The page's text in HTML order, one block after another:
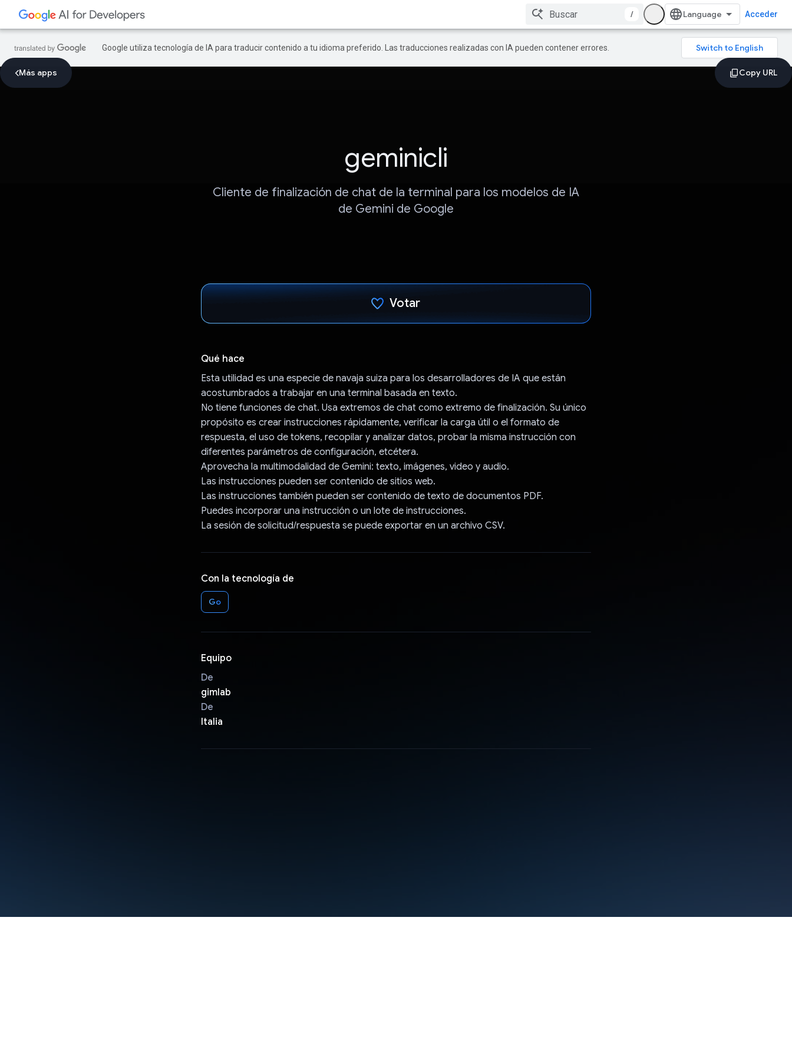
/ Acceder
Google utiliza tecnología de IA para traducir contenido a tu idioma preferido. Las traducciones realizadas con IA pueden contener errores.
Más apps
geminicli
Cliente de finalización de chat de la terminal para los modelos de IA
de Gemini de Google
Votar
Qué hace
Esta utilidad es una especie de navaja suiza para los desarrolladores de IA que están
acostumbrados a trabajar en una terminal basada en texto.
No tiene funciones de chat. Usa extremos de chat como extremo de finalización. Su único
propósito es crear instrucciones rápidamente, verificar la carga útil o el formato de
respuesta, el uso de tokens, recopilar y analizar datos, probar la misma instrucción con
diferentes parámetros de configuración, etcétera.
Aprovecha la multimodalidad de Gemini: texto, imágenes, video y audio.
Las instrucciones pueden ser contenido de sitios web.
Las instrucciones también pueden ser contenido de texto de documentos PDF.
Puedes incorporar una instrucción o un lote de instrucciones.
La sesión de solicitud/respuesta se puede exportar en un archivo CSV.
Con la tecnología de
Go
Equipo
De
gimlab
De
Italia